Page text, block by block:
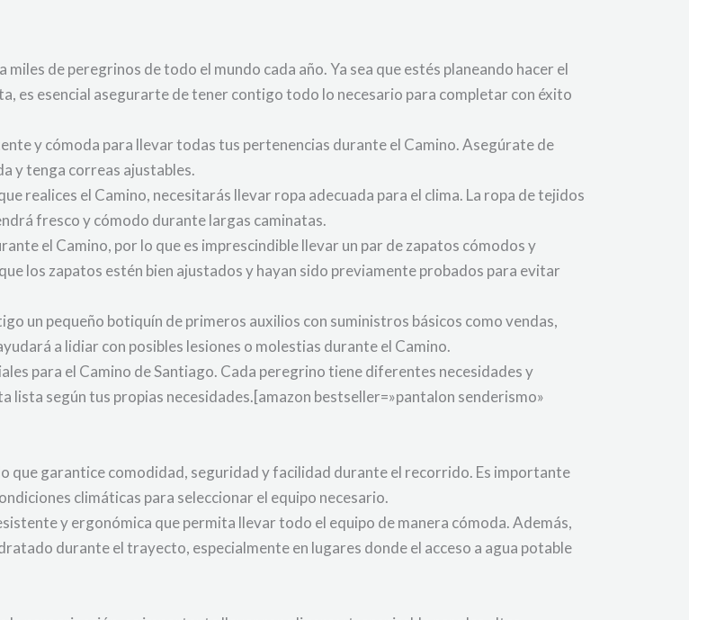
miles de peregrinos de todo el mundo cada año. Ya sea que estés planeando hacer el
es esencial asegurarte de tener contigo todo lo necesario para completar con éxito
y cómoda para llevar todas tus pertenencias durante el Camino. Asegúrate de
y tenga correas ajustables.
realices el Camino, necesitarás llevar ropa adecuada para el clima. La ropa de tejidos
fresco y cómodo durante largas caminatas.
el Camino, por lo que es imprescindible llevar un par de zapatos cómodos y
los zapatos estén bien ajustados y hayan sido previamente probados para evitar
un pequeño botiquín de primeros auxilios con suministros básicos como vendas,
a lidiar con posibles lesiones o molestias durante el Camino.
para el Camino de Santiago. Cada peregrino tiene diferentes necesidades y
lista según tus propias necesidades.[amazon bestseller=»pantalon senderismo»
que garantice comodidad, seguridad y facilidad durante el recorrido. Es importante
climáticas para seleccionar el equipo necesario.
y ergonómica que permita llevar todo el equipo de manera cómoda. Además,
durante el trayecto, especialmente en lugares donde el acceso a agua potable